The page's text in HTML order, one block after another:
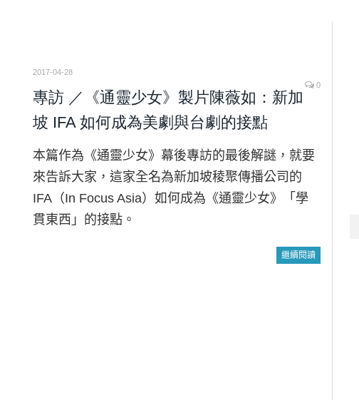
2017-04-28
0
專訪 ／《通靈少女》製片陳薇如：新加
坡 IFA 如何成為美劇與台劇的接點
本篇作為《通靈少女》幕後專訪的最後解謎，就要
來告訴大家，這家全名為新加坡稜聚傳播公司的
IFA（In Focus Asia）如何成為《通靈少女》「學
貫東西」的接點。
繼續閱讀